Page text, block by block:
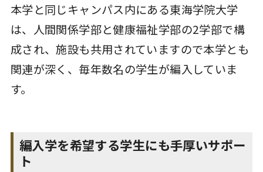
本学と同じキャンパス内にある東海学院大学
は、人間関係学部と健康福祉学部の2学部で構
成され、施設も共用されていますので本学とも
関連が深く、毎年数名の学生が編入していま
す。
編入学を希望する学生にも手厚いサポー
ト